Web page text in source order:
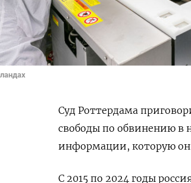
Суд Роттердама
свободы по обвинению в
информации, которую он
С 2015 по 2024 годы